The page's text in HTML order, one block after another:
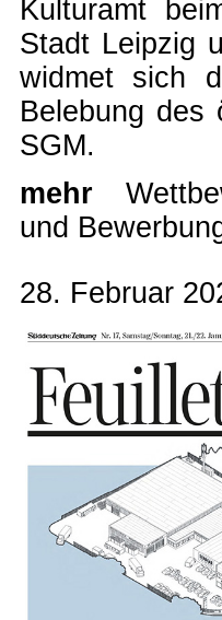
Kulturamt
Stadt Leipzig
widmet sich
Belebung des
SGM.
mehr
und
28. Februar